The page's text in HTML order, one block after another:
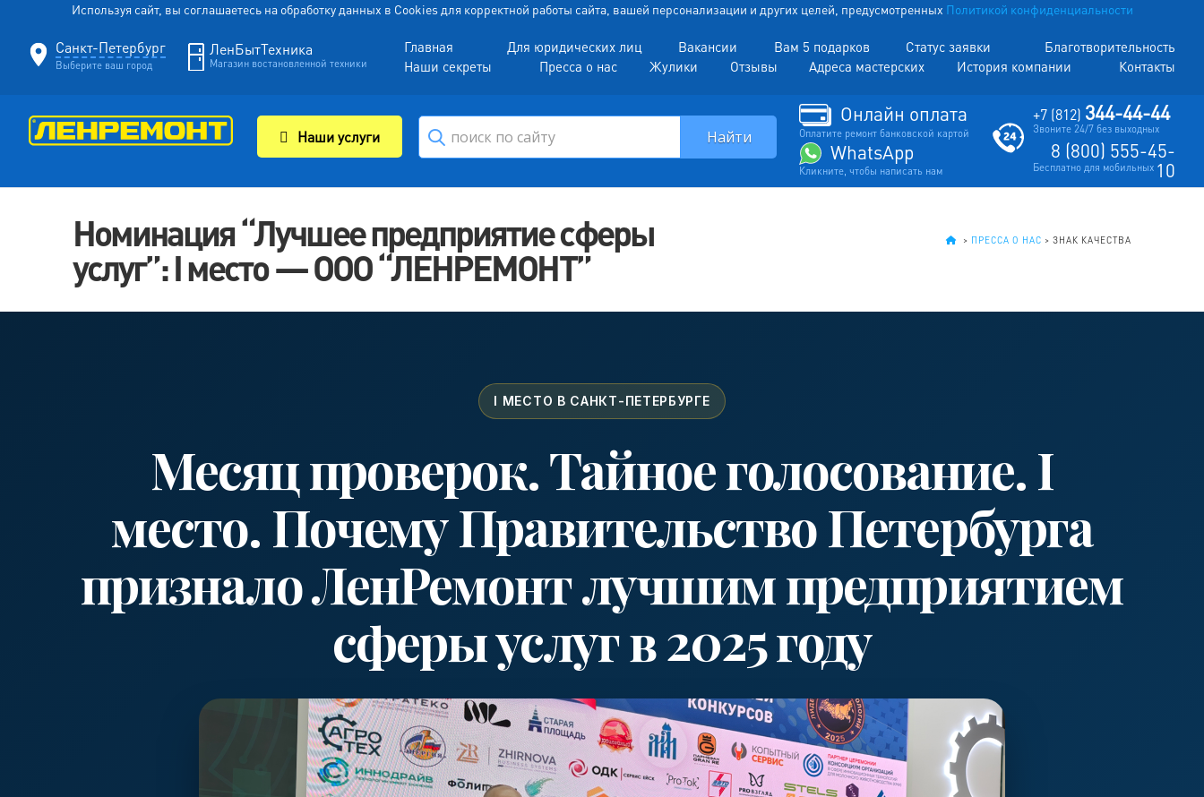
Используя сайт, вы соглашаетесь на обработку данных в Cookies для корректной работы сайта, вашей персонализации и других целей, предусмотренных Политикой конфиденциальности
Санкт-Петербург
Выберите ваш город
ЛенБытТехника
Магазин востановленной техники
Главная Для юридических лиц Вакансии Вам 5 подарков Статус заявки
Благотворительность
Наши секреты
Пресса о нас Жулики Отзывы Адреса мастерских История компании Контакты
Наши услуги
Онлайн оплата
Оплатите ремонт банковской картой
WhatsApp
Кликните, чтобы написать нам
+7 (812) 344-44-44
Звоните 24/7 без выходных
8 (800) 555-45-
10
Бесплатно для мобильных
Номинация “Лучшее предприятие сферы
услуг”: I место — ООО “ЛЕНРЕМОНТ”
> ПРЕССА О НАС > ЗНАК КАЧЕСТВА
I МЕСТО В САНКТ-ПЕТЕРБУРГЕ
Месяц проверок. Тайное голосование. I
место. Почему Правительство Петербурга
признало ЛенРемонт лучшим предприятием
сферы услуг в 2025 году